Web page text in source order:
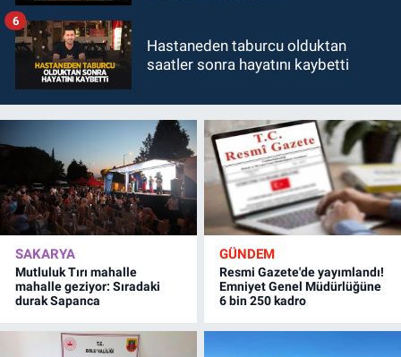
Hastaneden taburcu olduktan
saatler sonra hayatını kaybetti
6
SAKARYA
Mutluluk Tırı mahalle
mahalle geziyor: Sıradaki
durak Sapanca
GÜNDEM
Resmi Gazete'de yayımlandı!
Emniyet Genel Müdürlüğüne
6 bin 250 kadro